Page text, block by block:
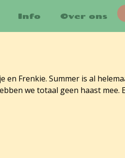
Info Over ons
Frenkie. Summer is al
we totaal geen haast